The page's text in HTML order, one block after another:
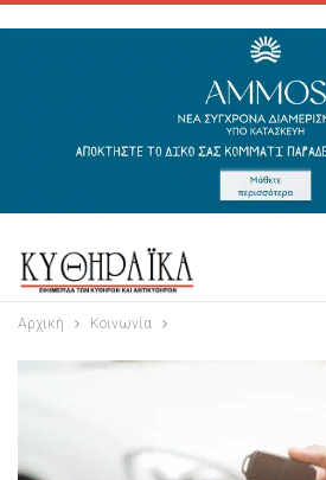
Αρχική Κοινωνία